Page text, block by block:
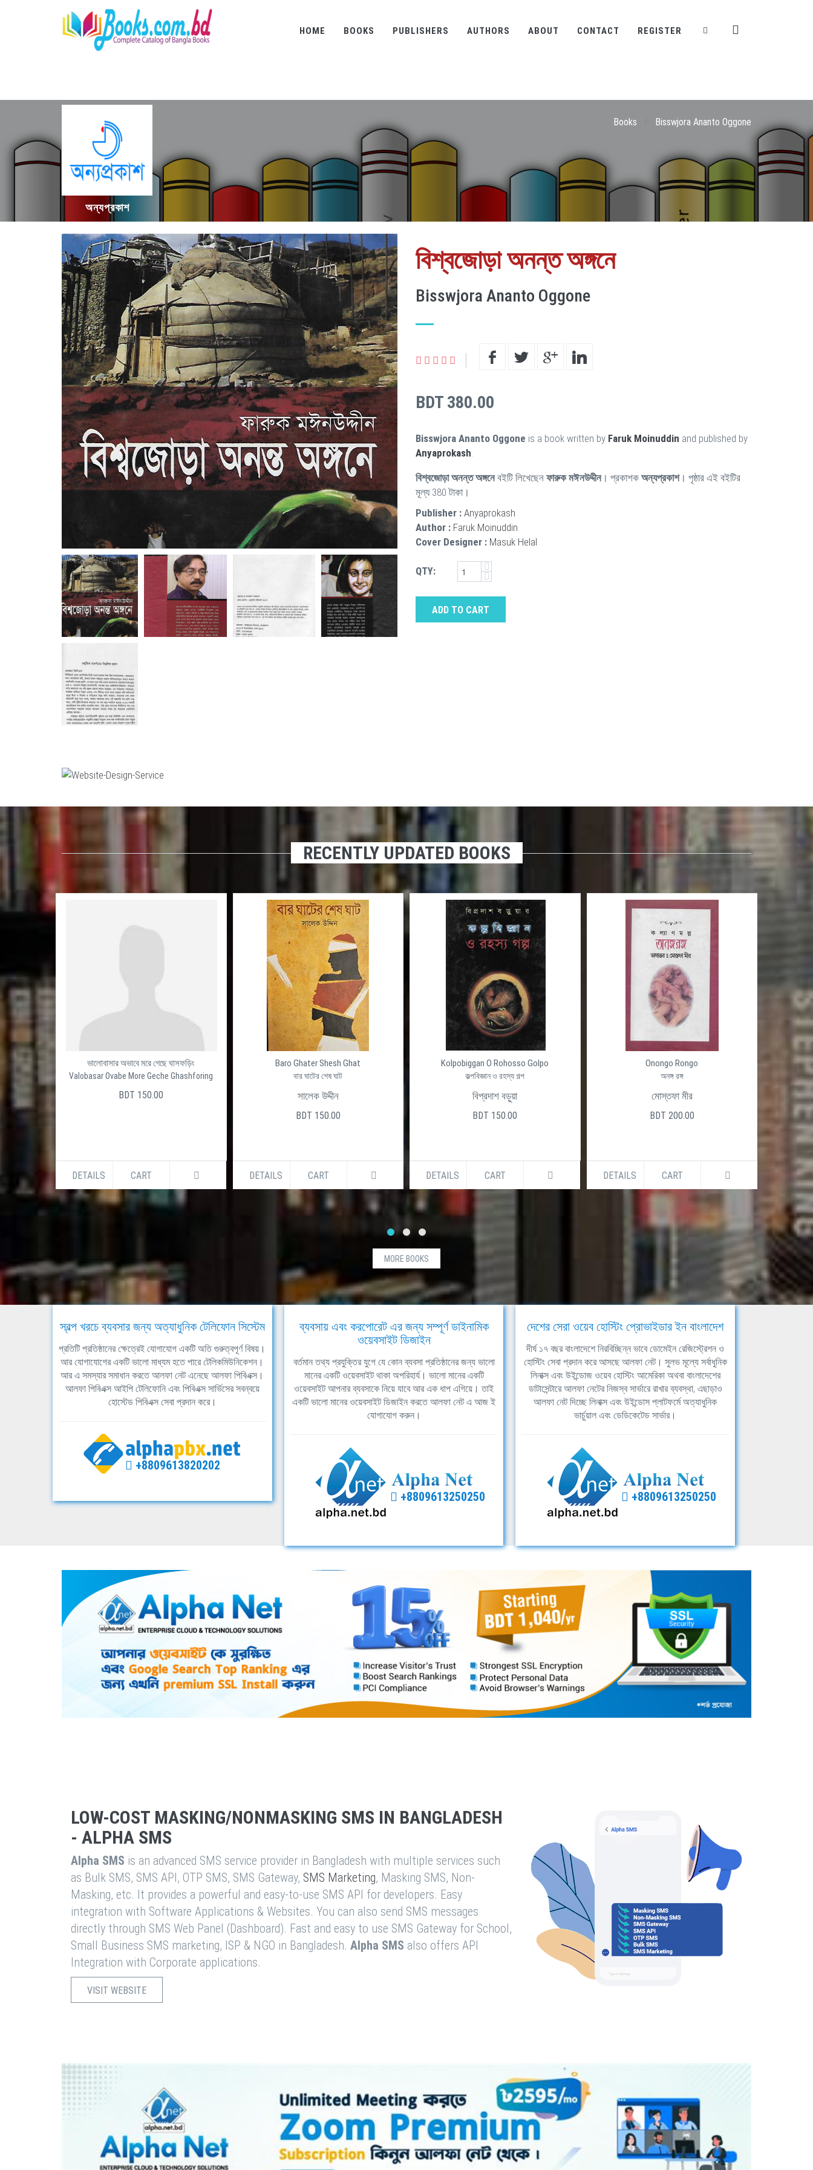
HOME BOOKS PUBLISHERS AUTHORS ABOUT CONTACT REGISTER
অন্যপ্রকাশ
Books Bisswjora Ananto Oggone
বিশ্বজোড়া অনন্ত অঙ্গনে
Bisswjora Ananto Oggone
BDT 380.00
Bisswjora Ananto Oggone is a book written by Faruk Moinuddin and published by
Anyaprokash.
বিশ্বজোড়া অনন্ত অঙ্গনেবইটি লিখেছেন ফারুক মঈনউদ্দীন। প্রকাশক অন্যপ্রকাশ। পৃষ্ঠার এই বইটির
মূল্য 380 টাকা।
Publisher : Anyaprokash
Author : Faruk Moinuddin
Cover Designer : Masuk Helal
QTY:
ADD TO CART
RECENTLY UPDATED BOOKS
ভালোবাসার অভাবে মরে গেছে ঘাসফড়িং
Valobasar Ovabe More Geche Ghashforing
BDT 150.00
DETAILS CART
Baro Ghater Shesh Ghat
বার ঘাটের শেষ ঘাট
সালেক উদ্দীন
BDT 150.00
DETAILS CART
Kolpobiggan O Rohosso Golpo
কল্পবিজ্ঞান ও রহস্য গল্প
বিপ্রদাশ বড়ুয়া
BDT 150.00
DETAILS CART
Onongo Rongo
অনঙ্গ রঙ্গ
মোস্তফা মীর
BDT 200.00
DETAILS CART DETAILS
MORE BOOKS
স্বল্প খরচে ব্যবসার জন্য অত্যাধুনিক টেলিফোন সিস্টেম
প্রতিটি প্রতিষ্ঠানের ক্ষেত্রেই যোগাযোগ একটি অতি গুরুত্বপূর্ণ বিষয়।
আর যোগাযোগের একটি ভালো মাধ্যম হতে পারে টেলিকমিউনিকেশন।
আর এ সমস্যার সমাধান করতে আলফা নেট এনেছে আলফা পিবিএক্স।
আলফা পিবিএক্স আইপি টেলিফোনি এবং পিবিএক্স সার্ভিসের সবন্বয়ে
হোস্টেড পিবিএক্স সেবা প্রদান করে।
+8809613820202
ব্যবসায় এবং করপোরেট এর জন্য সম্পূর্ণ ডাইনামিক
ওয়েবসাইট ডিজাইন
বর্তমান তথ্য প্রযুক্তির যুগে যে কোন ব্যবসা প্রতিষ্ঠানের জন্য ভালো
মানের একটি ওয়েবসাইট থাকা অপরিহার্য। ভালো মানের একটি
ওয়েবসাইট আপনার ব্যবসাকে নিয়ে যাবে আর এক ধাপ এগিয়ে। তাই
একটি ভালো মানের ওয়েবসাইট ডিজাইন করতে আলফা নেট এ আজ ই
যোগাযোগ করুন।
+8809613250250
দেশের সেরা ওয়েব হোস্টিং প্রোভাইডার ইন বাংলাদেশ
দীর্ঘ ১৭ বছর বাংলাদেশে নিরবিচ্ছিন্ন ভাবে ডোমেইন রেজিস্ট্রেশন ও
হোস্টিং সেবা প্রদান করে আসছে আলফা নেট। সুলভ মূল্যে সর্বাধুনিক
লিনাক্স এবং উইন্ডোজ ওয়েব হোস্টিং আমেরিকা অথবা বাংলাদেশের
ডাটাসেন্টারে আলফা নেটের নিজস্ব সার্ভারে রাখার ব্যবস্থা, এছাড়াও
আলফা নেট দিচ্ছে লিনাক্স এবং উইন্ডোস প্লাটফর্মে অত্যাধুনিক
ভার্চুয়াল এবং ডেডিকেটেড সার্ভার।
+8809613250250
LOW-COST MASKING/NONMASKING SMS IN BANGLADESH
- ALPHA SMS
Alpha SMS is an advanced SMS service provider in Bangladesh with multiple services such
as Bulk SMS, SMS API, OTP SMS, SMS Gateway, SMS Marketing, Masking SMS, Non-
Masking, etc. It provides a powerful and easy-to-use SMS API for developers. Easy
integration with Software Applications & Websites. You can also send SMS messages
directly through SMS Web Panel (Dashboard). Fast and easy to use SMS Gateway for School,
Small Business SMS marketing, ISP & NGO in Bangladesh. Alpha SMS also offers API
Integration with Corporate applications.
VISIT WEBSITE